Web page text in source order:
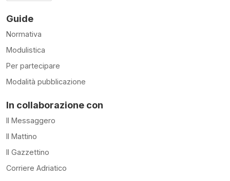
Guide
Normativa
Modulistica
Per partecipare
Modalità pubblicazione
In collaborazione con
Il Messaggero
Il Mattino
Il Gazzettino
Corriere Adriatico